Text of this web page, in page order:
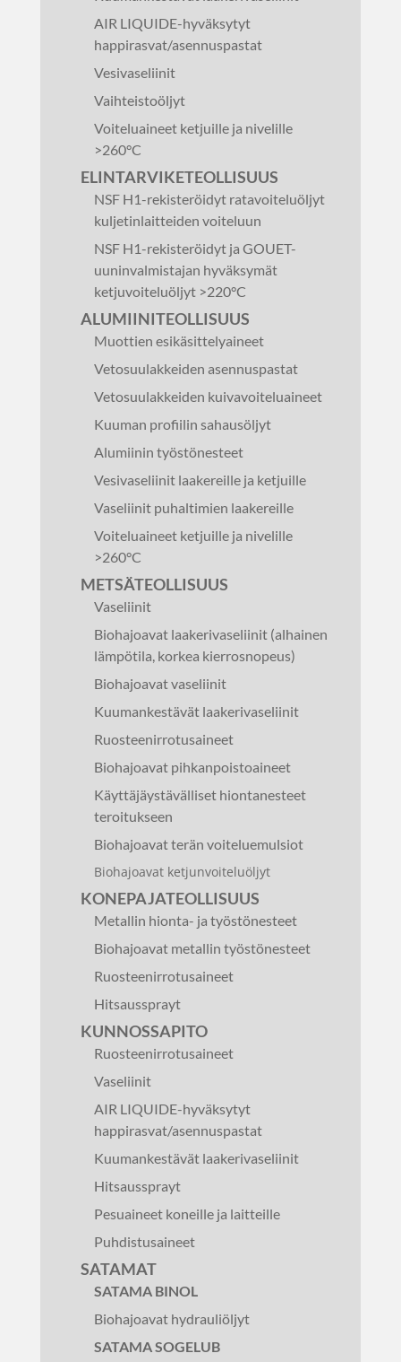
AIR LIQUIDE-hyväksytyt
happirasvat/asennuspastat
Vesivaseliinit
Vaihteistoöljyt
Voiteluaineet ketjuille ja nivelille
>260°C
ELINTARVIKETEOLLISUUS
NSF H1-rekisteröidyt ratavoiteluöljyt
kuljetinlaitteiden voiteluun
NSF H1-rekisteröidyt ja GOUET-
uuninvalmistajan hyväksymät
ketjuvoiteluöljyt >220°C
ALUMIINITEOLLISUUS
Muottien esikäsittelyaineet
Vetosuulakkeiden asennuspastat
Vetosuulakkeiden kuivavoiteluaineet
Kuuman profiilin sahausöljyt
Alumiinin työstönesteet
Vesivaseliinit laakereille ja ketjuille
Vaseliinit puhaltimien laakereille
Voiteluaineet ketjuille ja nivelille
>260°C
METSÄTEOLLISUUS
Vaseliinit
Biohajoavat laakerivaseliinit (alhainen
lämpötila, korkea kierrosnopeus)
Biohajoavat vaseliinit
Kuumankestävät laakerivaseliinit
Ruosteenirrotusaineet
Biohajoavat pihkanpoistoaineet
Käyttäjäystävälliset hiontanesteet
teroitukseen
Biohajoavat terän voiteluemulsiot
Biohajoavat ketjunvoiteluöljyt
KONEPAJATEOLLISUUS
Metallin hionta- ja työstönesteet
Biohajoavat metallin työstönesteet
Ruosteenirrotusaineet
Hitsaussprayt
KUNNOSSAPITO
Ruosteenirrotusaineet
Vaseliinit
AIR LIQUIDE-hyväksytyt
happirasvat/asennuspastat
Kuumankestävät laakerivaseliinit
Hitsaussprayt
Pesuaineet koneille ja laitteille
Puhdistusaineet
SATAMAT
SATAMA BINOL
Biohajoavat hydrauliöljyt
SATAMA SOGELUB